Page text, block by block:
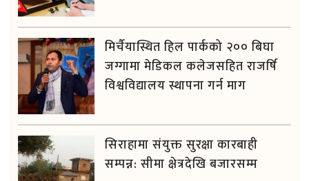
मिर्चैयास्थित हिल पार्कको २०० बिघा
जग्गामा मेडिकल कलेजसहित राजर्षि
विश्वविद्यालय स्थापना गर्न माग
सिराहामा संयुक्त सुरक्षा कारबाही
सम्पन्न: सीमा क्षेत्रदेखि बजारसम्म